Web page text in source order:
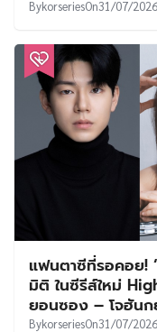
BykorseriesOn31/07/2026
แฟนตาซีที่รอคอย!
มิติ ในซีรีส์ใหม่
ยอนซอง – โจฮันก
BykorseriesOn31/07/2026